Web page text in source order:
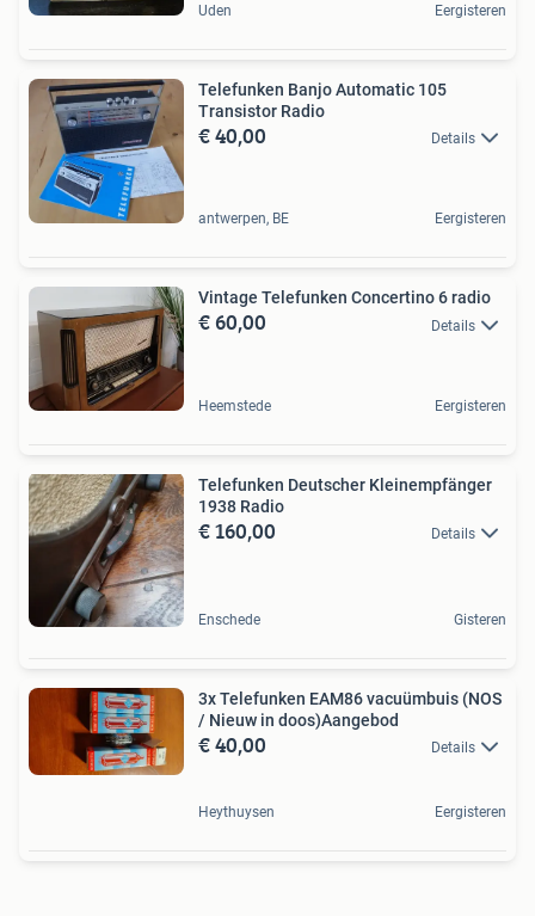
Uden Eergisteren
Telefunken Banjo Automatic 105
Transistor Radio
€ 40,00 Details
antwerpen, BE Eergisteren
Vintage Telefunken Concertino 6 radio
€ 60,00 Details
Heemstede Eergisteren
Telefunken Deutscher Kleinempfänger
1938 Radio
€ 160,00 Details
Enschede Gisteren
3x Telefunken EAM86 vacuümbuis (NOS
/ Nieuw in doos)Aangebod
€ 40,00 Details
Heythuysen Eergisteren